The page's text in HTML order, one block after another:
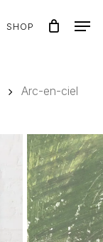
SHOP Close
Arc-en-ciel